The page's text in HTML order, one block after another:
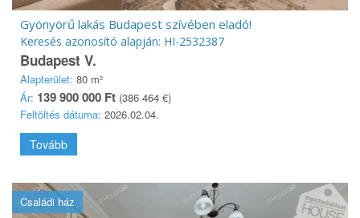
Gyönyörű lakás Budapest szívében eladó!
Keresés azonosító alapján: HI-2532387
Budapest V.
Alapterület: 80 m²
Ár: 139 900 000 Ft (386 464 €)
Feltöltés dátuma: 2026.02.04.
Tovább
Családi ház